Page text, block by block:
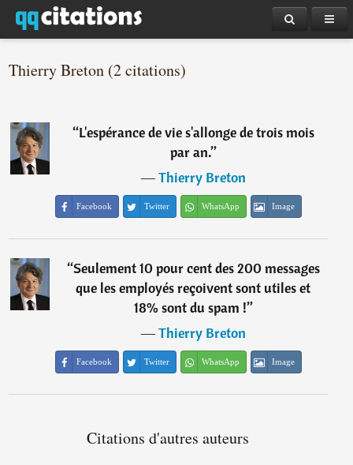
Thierry Breton (2 citations)
“L'espérance de vie s'allonge de trois mois
par an.”
―Thierry Breton
Facebook Twitter WhatsApp Image
“Seulement 10 pour cent des 200 messages
que les employés reçoivent sont utiles et
18% sont du spam !”
―Thierry Breton
Facebook Twitter WhatsApp Image
Citations d'autres auteurs